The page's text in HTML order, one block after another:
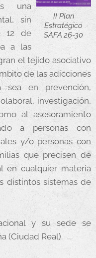
II Plan
Estratégico
SAFA 26-30
una
sin
12 de
a las
el tejido asociativo
de las adicciones
en prevención,
investigación,
al asesoramiento
a personas con
y/o personas con
que precisen de
en cualquier materia
distintos sistemas de
y su sede se
(Ciudad Real).